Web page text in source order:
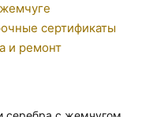
сертификаты
и ремонт